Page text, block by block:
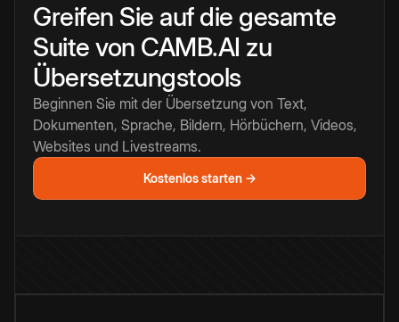
Greifen Sie auf die gesamte
Suite von CAMB.AI zu
Übersetzungstools
Beginnen Sie mit der Übersetzung von Text,
Dokumenten, Sprache, Bildern, Hörbüchern, Videos,
Websites und Livestreams.
Kostenlos starten →